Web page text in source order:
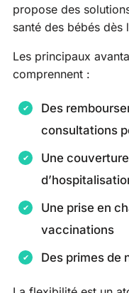
propose des
santé des bébés dès
Les principaux
comprennent :
Des
consultations
Une
Une prise en
vaccinations
Des primes de